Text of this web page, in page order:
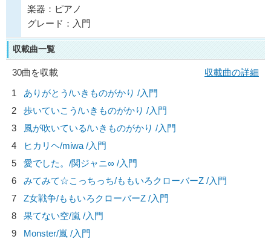
楽器：ピアノ
グレード：入門
収載曲一覧
30曲を収載
収載曲の詳細
1
ありがとう/いきものがかり /入門
2
歩いていこう/いきものがかり /入門
3
風が吹いている/いきものがかり /入門
4
ヒカリヘ/miwa /入門
5
愛でした。/関ジャニ∞ /入門
6
みてみて☆こっちっち/ももいろクローバーZ /入門
7
Z女戦争/ももいろクローバーZ /入門
8
果てない空/嵐 /入門
9
Monster/嵐 /入門